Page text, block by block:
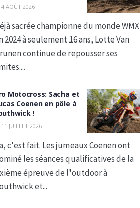
4 AOÛT 2026
sacrée championne du monde WMX
2024 à seulement 16 ans, Lotte Van
continue de repousser ses
Motocross: Sacha et
Coenen en pôle à
!
11 JUILLET 2026
c'est fait. Les jumeaux Coenen ont
les séances qualificatives de la
épreuve de l'outdoor à
et...